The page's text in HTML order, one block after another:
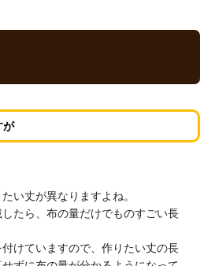
が
い丈が異なりますよね。
たら、布の量だけでものすごい長
けていますので、作りたい丈の長